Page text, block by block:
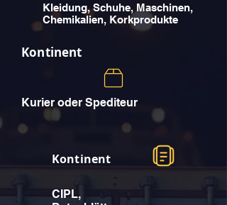
Kleidung, Schuhe, Maschinen,
Chemikalien, Korkprodukte
Kontinent
Kurier oder Spediteur
Kontinent
CIPL,